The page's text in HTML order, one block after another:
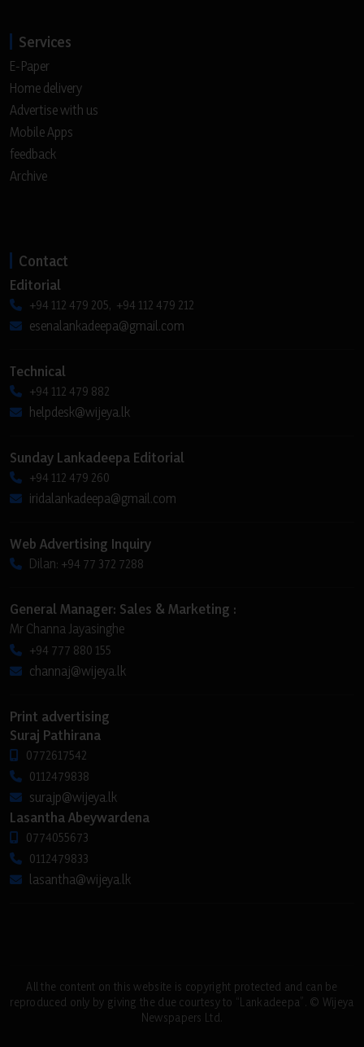
Services
E-Paper
Home delivery
Advertise with us
Mobile Apps
feedback
Archive
Contact
Editorial
+94 112 479 205, +94 112 479 212
esenalankadeepa@gmail.com
Technical
+94 112 479 882
helpdesk@wijeya.lk
Sunday Lankadeepa Editorial
+94 112 479 260
iridalankadeepa@gmail.com
Web Advertising Inquiry
Dilan: +94 77 372 7288
General Manager: Sales & Marketing :
Mr Channa Jayasinghe
+94 777 880 155
channaj@wijeya.lk
Print advertising
Suraj Pathirana
0772617542
0112479838
surajp@wijeya.lk
Lasantha Abeywardena
0774055673
0112479833
lasantha@wijeya.lk
All the content on this website is copyright protected and can be
reproduced only by giving the due courtesy to “Lankadeepa”. © Wijeya
Newspapers Ltd.